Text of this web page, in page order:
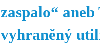
zaspalo“
vyhraněný